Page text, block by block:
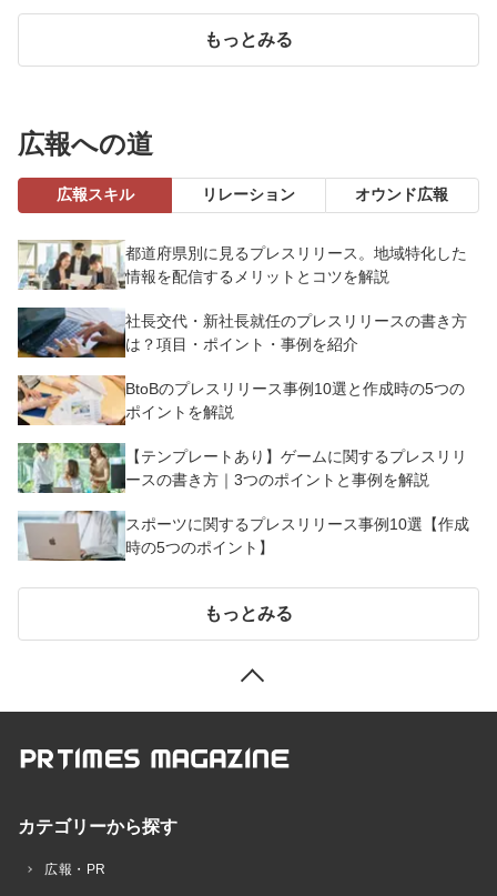
もっとみる
広報への道
広報スキル リレーション オウンド広報
都道府県別に見るプレスリリース。地域特化した
情報を配信するメリットとコツを解説
社長交代・新社長就任のプレスリリースの書き方
は？項目・ポイント・事例を紹介
BtoBのプレスリリース事例10選と作成時の5つの
ポイントを解説
【テンプレートあり】ゲームに関するプレスリリ
ースの書き方｜3つのポイントと事例を解説
スポーツに関するプレスリリース事例10選【作成
時の5つのポイント】
もっとみる
カテゴリーから探す
広報・PR